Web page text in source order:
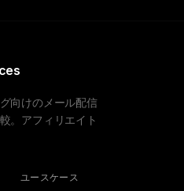
向けのメール配信
。アフィリエイト
ユースケース